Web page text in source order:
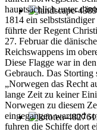
hauptsächlich unter
1814 ein
führte der Regent
27. Februar die
Reichswappens im
Diese Flagge war in
Gebrauch. Das Storting
„Norwegen das Recht
lange Zeit zu keiner
Norwegen zu diesem
eingegangen war und
fuhren die Schiffe dort